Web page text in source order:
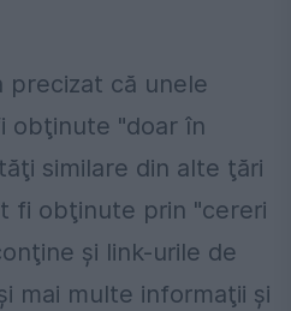
precizat că unele
obţinute "doar în
similare din alte ţări
fi obţinute prin "cereri
şi link-urile de
mai multe informaţii şi